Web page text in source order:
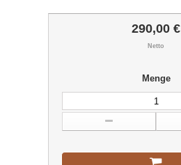
290,00 €
Netto
Menge